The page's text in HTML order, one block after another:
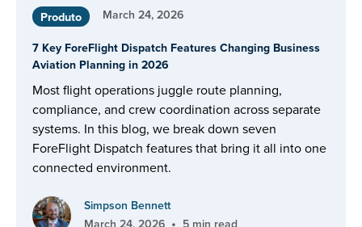
Produto March 24, 2026
7 Key ForeFlight Dispatch Features Changing Business
Aviation Planning in 2026
Most flight operations juggle route planning,
compliance, and crew coordination across separate
systems. In this blog, we break down seven
ForeFlight Dispatch features that bring it all into one
connected environment.
Simpson Bennett
March 24, 2026
5 min read